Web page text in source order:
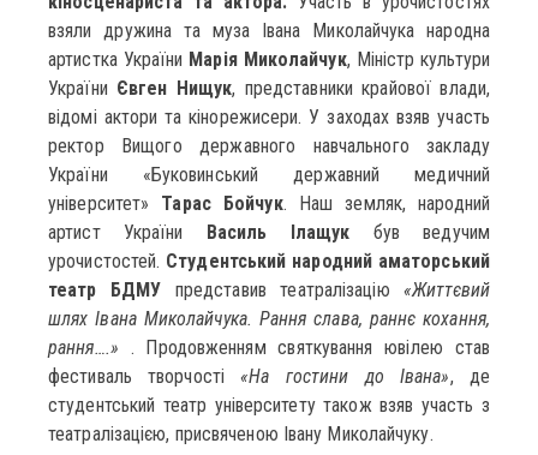
взяли дружина та муза Івана Миколайчука народна
артистка України Марія Миколайчук, Міністр культури
України Євген Нищук, представники крайової влади,
відомі актори та кінорежисери. У заходах взяв участь
ректор Вищого державного навчального закладу
України «Буковинський державний медичний
університет» Тарас Бойчук. Наш земляк, народний
артист України Василь Ілащук був ведучим
урочистостей. Студентський народний аматорський
театр БДМУ представив театралізацію«Життєвий
шлях Івана Миколайчука. Рання слава, раннє кохання,
рання….» . Продовженням святкування ювілею став
фестиваль творчості«На гостини до Івана», де
студентський театр університету також взяв участь з
театралізацією, присвяченою Івану Миколайчуку.